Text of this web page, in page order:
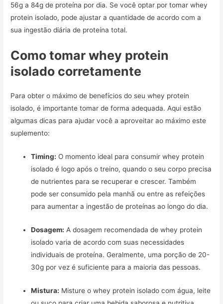
56g a 84g de proteína por dia. Se você optar por tomar whey
protein isolado, pode ajustar a quantidade de acordo com a
sua ingestão diária de proteína total.
Como tomar whey protein
isolado corretamente
Para obter o máximo de benefícios do seu whey protein
isolado, é importante tomar de forma adequada. Aqui estão
algumas dicas para ajudar você a aproveitar ao máximo este
suplemento:
Timing: O momento ideal para consumir whey protein
isolado é logo após o treino, quando o seu corpo precisa
de nutrientes para se recuperar e crescer. Também
pode ser consumido pela manhã ou entre as refeições
para aumentar a ingestão de proteínas ao longo do dia.
Dosagem: A dosagem recomendada de whey protein
isolado varia de acordo com suas necessidades
individuais de proteína. Geralmente, uma porção de 20-
30g por vez é suficiente para a maioria das pessoas.
Mistura: Misture o whey protein isolado com água, leite